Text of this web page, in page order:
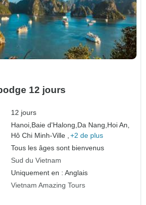
12 jours
12 jours
Hanoi,Baie d'Halong,Da Nang,Hoi An,
Hô Chi Minh-Ville , +2 de plus
Tous les âges sont bienvenus
Sud du Vietnam
Uniquement en : Anglais
Vietnam Amazing Tours